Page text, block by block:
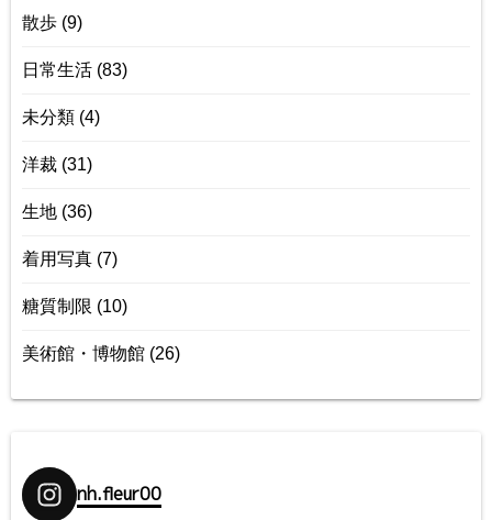
散歩 (9)
日常生活 (83)
未分類 (4)
洋裁 (31)
生地 (36)
着用写真 (7)
糖質制限 (10)
美術館・博物館 (26)
nh.fleur00